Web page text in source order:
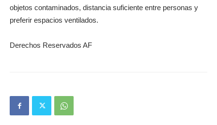
objetos contaminados, distancia suficiente entre personas y
preferir espacios ventilados.
Derechos Reservados AF